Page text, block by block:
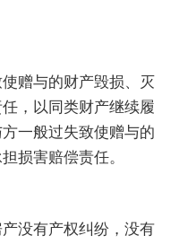
赠与的财产毁损、灭
，以同类财产继续履
一般过失致使赠与的
损害赔偿责任。
没有产权纠纷，没有